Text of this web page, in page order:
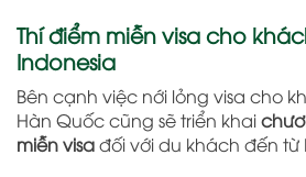
Thí điểm miễn visa cho
Indonesia
Bên cạnh việc nới lỏng visa cho
Hàn Quốc cũng sẽ triển khai
miễn visađối với du khách đến từ